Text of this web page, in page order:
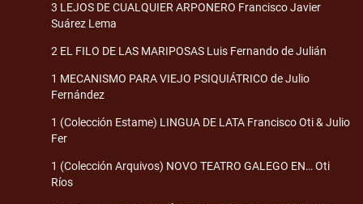
3 LEJOS DE CUALQUIER ARPONERO Francisco Javier
Suárez Lema
2 EL FILO DE LAS MARIPOSAS Luis Fernando de Julián
1 MECANISMO PARA VIEJO PSIQUIÁTRICO de Julio
Fernández
1 (Colección Estame) LINGUA DE LATA Francisco Oti & Julio
Fer
1 (Colección Arquivos) NOVO TEATRO GALEGO EN… Oti
Ríos